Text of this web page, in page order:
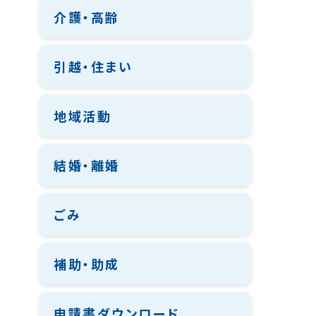
介護・高齢
引越・住まい
地域活動
結婚・離婚
ごみ
補助・助成